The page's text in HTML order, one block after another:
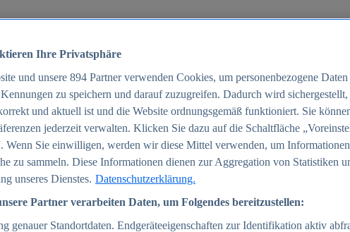
2025
Ihre Privatsphäre
und unsere 894 Partner verwenden Cookies, um personenbezogene
zu speichern und darauf zuzugreifen. Dadurch wird sichergestellt,
und aktuell ist und die Website ordnungsgemäß funktioniert. Sie
jederzeit verwalten. Klicken Sie dazu auf die Schaltfläche
Wenn Sie einwilligen, werden wir diese Mittel verwenden, um
zu sammeln. Diese Informationen dienen zur Aggregation von Statistiken
unseres Dienstes. Datenschutzerklärung.
Partner verarbeiten Daten, um Folgendes bereitzustellen:
genauer Standortdaten. Endgeräteeigenschaften zur Identifikation aktiv